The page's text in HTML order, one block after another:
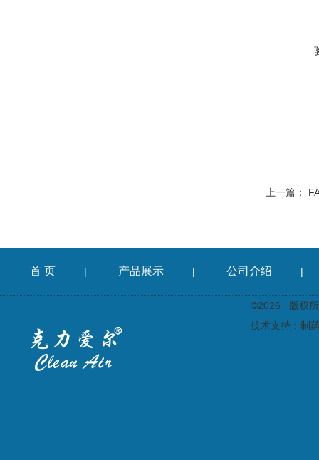
上一篇：
首 页 | 产品展示 | 公司介绍 |
©2026 版权所
技术支持： 制